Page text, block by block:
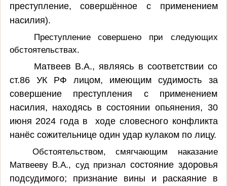
преступление, совершённое с применением
насилия).
Преступление совершено при следующих
обстоятельствах.
Матвеев В.А., являясь в соответствии со
ст.86 УК РФ лицом, имеющим судимость за
совершение преступления с применением
насилия, находясь в состоянии опьянения, 30
июня 2024 года в ходе словесного конфликта
нанёс сожительнице один удар кулаком по лицу.
Обстоятельством, смягчающим наказание
Матвееву В.А., суд признал состояние здоровья
подсудимого; признание вины и раскаяние в